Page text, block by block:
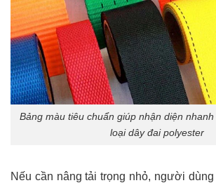
Bảng màu tiêu chuẩn giúp nhận diện
loại dây đai polyester
Nếu cần nâng tải trọng nhỏ, người